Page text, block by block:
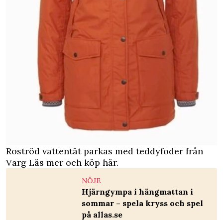
Roströd vattentät parkas med teddyfoder från
Varg Läs mer och köp här.
NÖJE
Hjärngympa i hängmattan i
sommar – spela kryss och spel
på allas.se